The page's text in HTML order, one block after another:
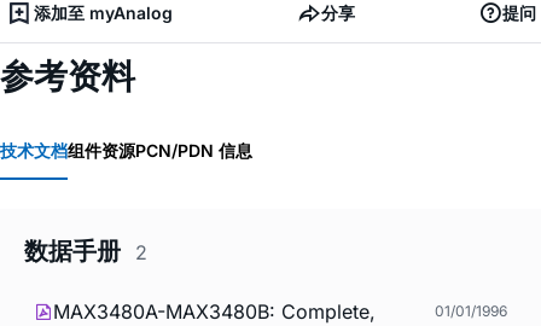
添加至 myAnalog 分享 提问
参考资料
技术文档组件资源PCN/PDN 信息
数据手册 2
MAX3480A-MAX3480B: Complete,
01/01/1996